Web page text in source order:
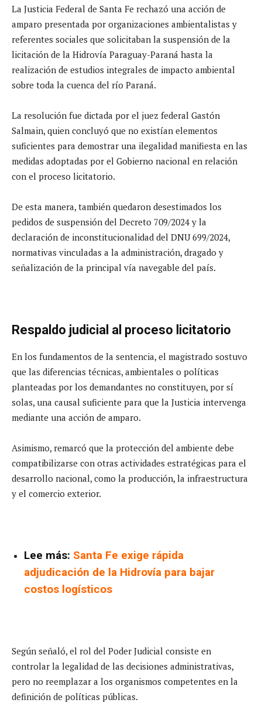
La Justicia Federal de Santa Fe rechazó una acción de
amparo presentada por organizaciones ambientalistas y
referentes sociales que solicitaban la suspensión de la
licitación de la Hidrovía Paraguay-Paraná hasta la
realización de estudios integrales de impacto ambiental
sobre toda la cuenca del río Paraná.
La resolución fue dictada por el juez federal Gastón
Salmain, quien concluyó que no existían elementos
suficientes para demostrar una ilegalidad manifiesta en las
medidas adoptadas por el Gobierno nacional en relación
con el proceso licitatorio.
De esta manera, también quedaron desestimados los
pedidos de suspensión del Decreto 709/2024 y la
declaración de inconstitucionalidad del DNU 699/2024,
normativas vinculadas a la administración, dragado y
señalización de la principal vía navegable del país.
Respaldo judicial al proceso licitatorio
En los fundamentos de la sentencia, el magistrado sostuvo
que las diferencias técnicas, ambientales o políticas
planteadas por los demandantes no constituyen, por sí
solas, una causal suficiente para que la Justicia intervenga
mediante una acción de amparo.
Asimismo, remarcó que la protección del ambiente debe
compatibilizarse con otras actividades estratégicas para el
desarrollo nacional, como la producción, la infraestructura
y el comercio exterior.
Lee más: Santa Fe exige rápida
adjudicación de la Hidrovía para bajar
costos logísticos
Según señaló, el rol del Poder Judicial consiste en
controlar la legalidad de las decisiones administrativas,
pero no reemplazar a los organismos competentes en la
definición de políticas públicas.